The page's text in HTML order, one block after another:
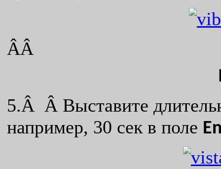
ÂÂ
5.Â Â Выставите
например, 30 сек в поле